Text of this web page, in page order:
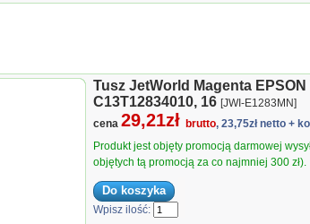
Tusz JetWorld Magenta
C13T12834010, 16 [JWI-E1283MN]
cena 29,21zł brutto, 23,75zł netto +
Produkt jest objęty promocją darmowej
objętych tą promocją za co najmniej 300 zł).
Wpisz ilość: